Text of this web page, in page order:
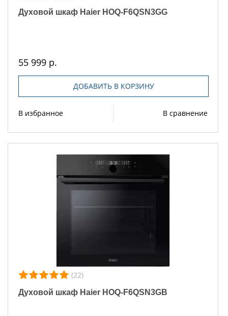
Духовой шкаф Haier HOQ-F6QSN3GG
55 999 р.
ДОБАВИТЬ В КОРЗИНУ
В избранное В сравнение
(22)
Духовой шкаф Haier HOQ-F6QSN3GB